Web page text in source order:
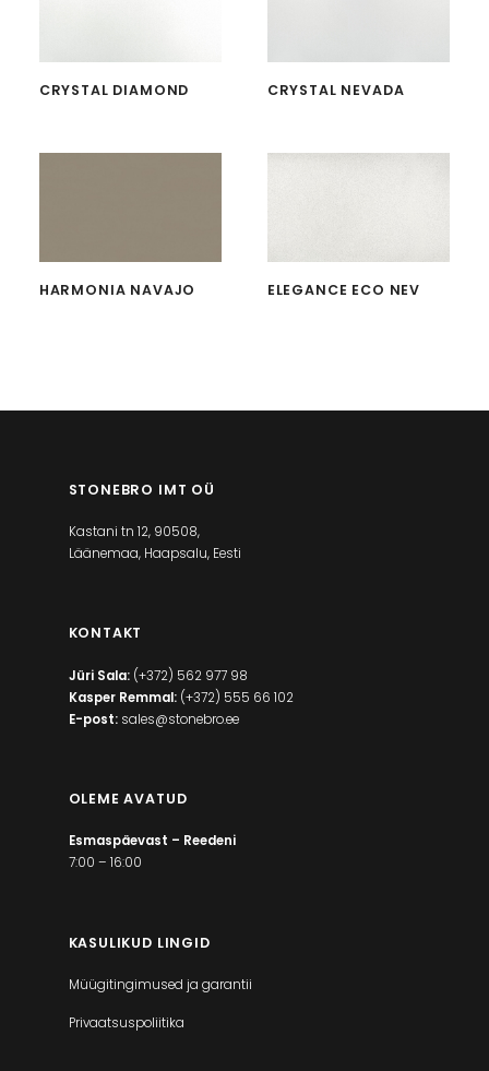
CRYSTAL DIAMOND CRYSTAL NEVADA
HARMONIA NAVAJO ELEGANCE ECO NEV
STONEBRO IMT OÜ
Kastani tn 12, 90508,
Läänemaa, Haapsalu, Eesti
KONTAKT
Jüri Sala: (+372) 562 977 98
Kasper Remmal: (+372) 555 66 102
E-post: sales@stonebro.ee
OLEME AVATUD
Esmaspäevast – Reedeni
7:00 – 16:00
KASULIKUD LINGID
Müügitingimused ja garantii
Privaatsuspoliitika